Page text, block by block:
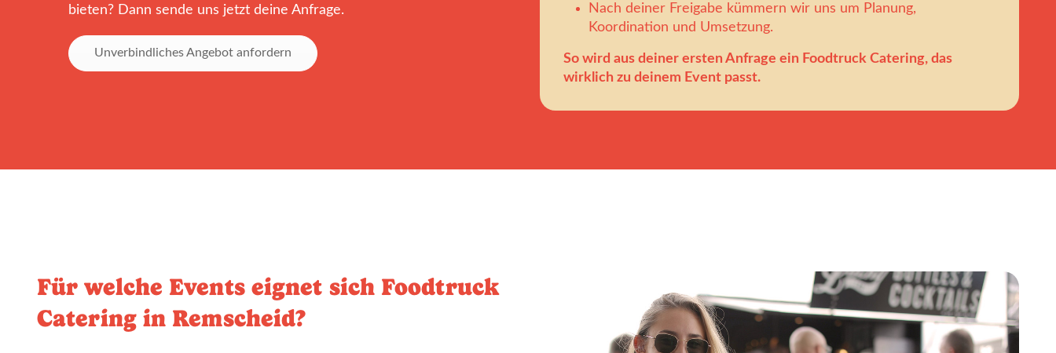
bieten? Dann sende uns jetzt deine Anfrage.
Unverbindliches Angebot anfordern
Nach deiner Freigabe kümmern wir uns um Planung,
Koordination und Umsetzung.
So wird aus deiner ersten Anfrage ein Foodtruck Catering, das
wirklich zu deinem Event passt.
Für welche Events eignet sich Foodtruck
Catering in Remscheid?